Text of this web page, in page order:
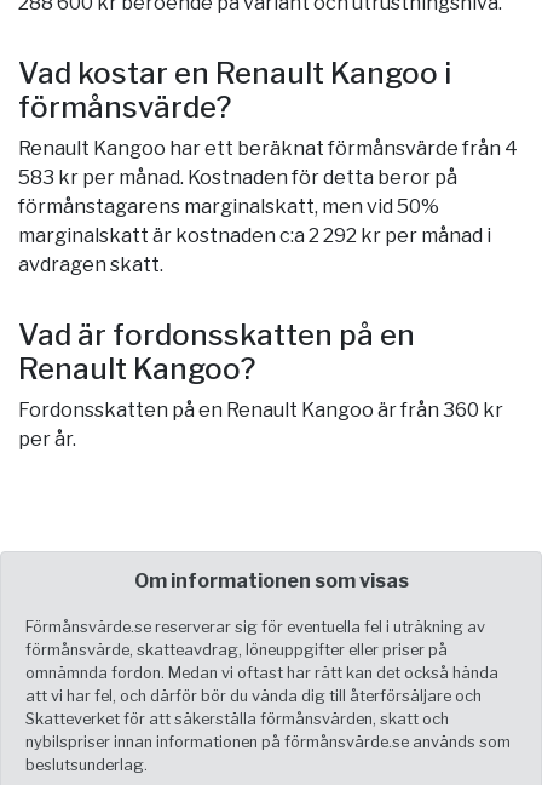
Vad kostar en Renault Kangoo i
förmånsvärde?
Renault Kangoo har ett beräknat förmånsvärde från 4
583 kr per månad. Kostnaden för detta beror på
förmånstagarens marginalskatt, men vid 50%
marginalskatt är kostnaden c:a 2 292 kr per månad i
avdragen skatt.
Vad är fordonsskatten på en
Renault Kangoo?
Fordonsskatten på en Renault Kangoo är från 360 kr
per år.
Om informationen som visas
Förmånsvärde.se reserverar sig för eventuella fel i uträkning av
förmånsvärde, skatteavdrag, löneuppgifter eller priser på
omnämnda fordon. Medan vi oftast har rätt kan det också hända
att vi har fel, och därför bör du vända dig till återförsäljare och
Skatteverket för att säkerställa förmånsvärden, skatt och
nybilspriser innan informationen på förmånsvärde.se används som
beslutsunderlag.